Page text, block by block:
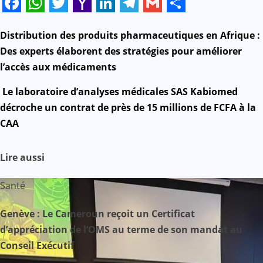
Facebook
WhatsApp
Twitter
Yahoo
Mail
LinkedIn
Telegram
GmailShare
N
a
v
i
a
t
i
o
Distribution des produits pharmaceutiques en Afrique :
Des experts élaborent des stratégies pour améliorer
l’accès aux médicaments
Le laboratoire d’analyses médicales SAS Kabiomed
décroche un contrat de près de 15 millions de FCFA à la
CAA
Lire aussi
Santé
Genève : Le Cameroun reçoit un Certificat
d’appréciation de l’OMS au terme de son mandat au
Conseil Exécutif